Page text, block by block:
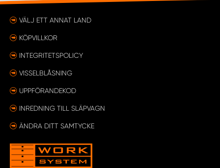
VÄLJ ETT ANNAT LAND
KÖPVILLKOR
INTEGRITETSPOLICY
VISSELBLÅSNING
UPPFÖRANDEKOD
INREDNING TILL SLÄPVAGN
ÄNDRA DITT SAMTYCKE